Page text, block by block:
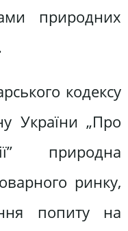
природних
кодексу
України „Про
природна
ринку,
попиту на